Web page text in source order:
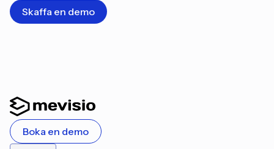
Skaffa en demo
Boka en demo